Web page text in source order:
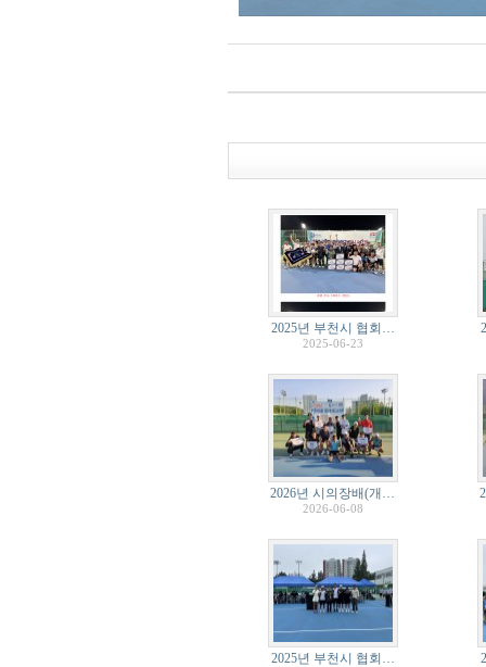
2025년 부천시 협회…
2025-06-23
2026년 시의장배(개…
2026-06-08
2025년 부천시 협회…